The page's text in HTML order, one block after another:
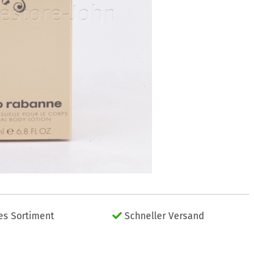
Sortiment Schneller Versand